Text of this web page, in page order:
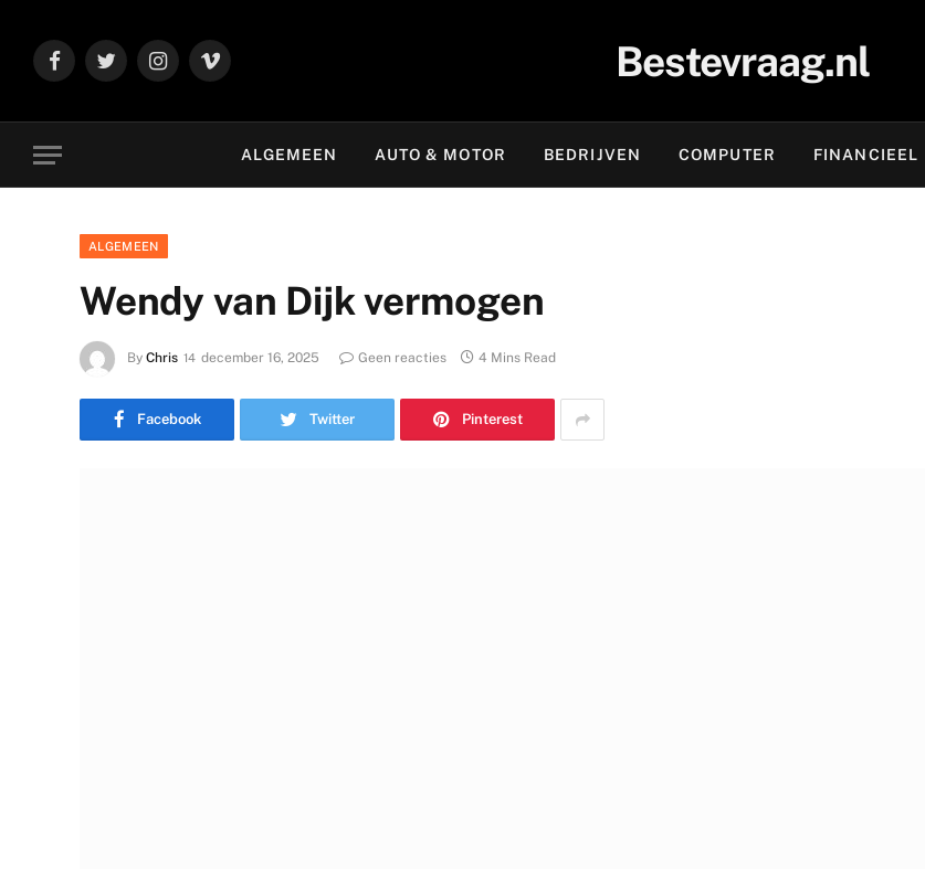
FacebookTwitter Instagram
Vimeo Bestevraag.nl
ALGEMEEN AUTO & MOTOR BEDRIJVEN COMPUTER FINANCIEEL
ALGEMEEN
Wendy van Dijk vermogen
By Chris december 16, 2025 Geen reacties 4 Mins Read
Facebook Twitter Pinterest